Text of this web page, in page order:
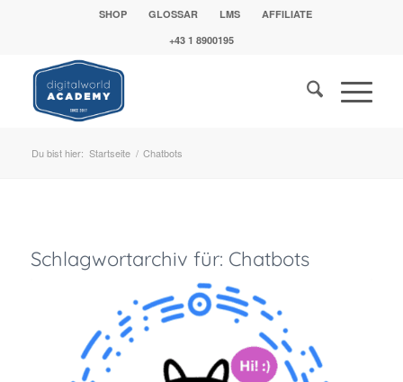
SHOP GLOSSAR LMS
AFFILIATE
+43 1 8900195
Du bist hier: Startseite / Chatbots
Schlagwortarchiv für: Chatbots